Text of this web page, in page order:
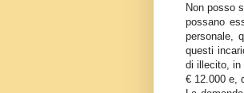
Non posso
possano
personale,
questi
di illecito, in
€ 12.000 e,